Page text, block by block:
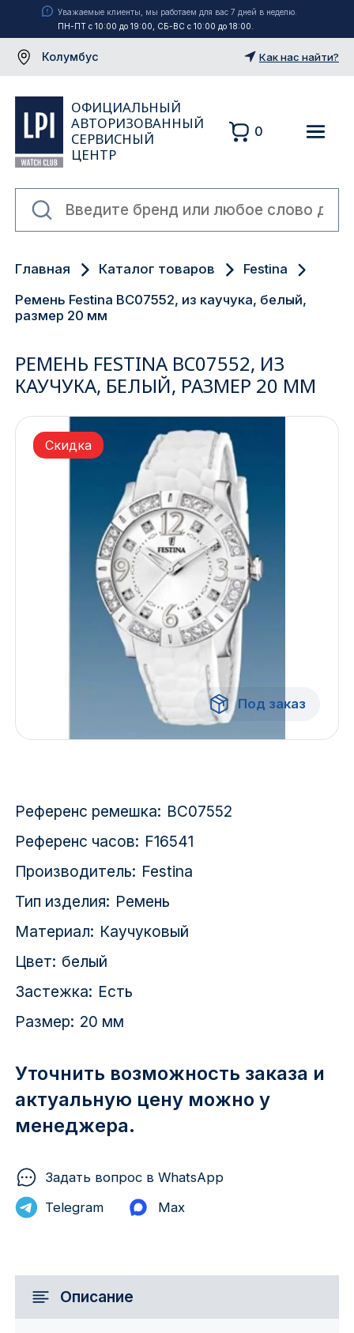
Уважаемые клиенты, мы работаем для вас 7 дней в неделю.
ПН-ПТ с 10:00 до 19:00, СБ-ВС с 10:00 до 18:00.
Колумбус
Екатеринбург
Санкт-Петербург
Ижевск
Иркутск
Владивосток
Волгоград
Кемерово
2717 км
2-я Смирновка
3-й Участок
52127 городок
Как нас найти?
ОФИЦИАЛЬНЫЙ
АВТОРИЗОВАННЫЙ
СЕРВИСНЫЙ
ЦЕНТР
0
Главная Каталог товаров
Festina
Ремень Festina BC07552, из каучука, белый,
размер 20 мм
РЕМЕНЬ FESTINA BC07552, ИЗ
КАУЧУКА, БЕЛЫЙ, РАЗМЕР 20 ММ
Под заказ
Скидка
Референс ремешка: BC07552
Референс часов: F16541
Производитель: Festina
Тип изделия: Ремень
Материал: Каучуковый
Цвет: белый
Застежка: Есть
Размер: 20 мм
Уточнить возможность заказа и
актуальную цену можно у
менеджера.
Задать вопрос в WhatsApp
Telegram
Max
Описание